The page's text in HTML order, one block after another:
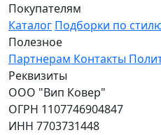
Покупателям
Каталог Подборки по
Полезное
Партнерам Контакты
Реквизиты
ООО "Вип Ковер"
ОГРН 1107746904847
ИНН 7703731448